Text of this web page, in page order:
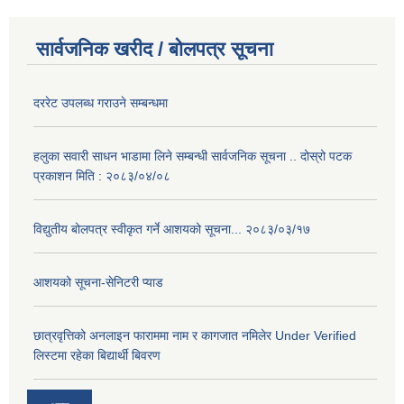
सार्वजनिक खरीद / बोलपत्र सूचना
दररेट उपलब्ध गराउने सम्बन्धमा
हलुका सवारी साधन भाडामा लिने सम्बन्धी सार्वजनिक सूचना .. दोस्रो पटक
प्रकाशन मिति : २०८३/०४/०८
विद्युतीय बोलपत्र स्वीकृत गर्ने आशयको सूचना... २०८३/०३/१७
आशयको सूचना-सेनिटरी प्याड
छात्रवृत्तिको अनलाइन फाराममा नाम र कागजात नमिलेर Under Verified
लिस्टमा रहेका बिद्यार्थी बिवरण